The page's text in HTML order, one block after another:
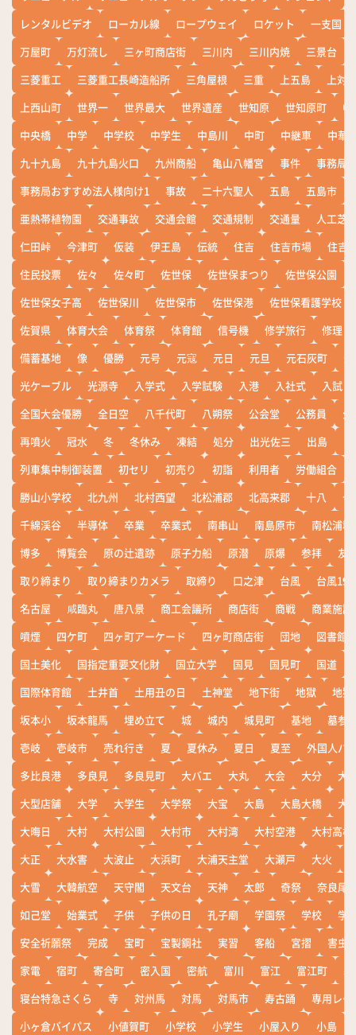
レンタルビデオ
ローカル線 ロープウェイ ロケット
一支国
万屋町
万灯流し 三ヶ町商店街 三川内 三川内焼 三景台
三菱重工
三菱重工長崎造船所 三角屋根 三重 上五島
上対
上西山町
世界一 世界最大 世界遺産 世知原 世知原町
中
中央橋
中学 中学校 中学生 中島川 中町 中継車
中華
九十九島
九十九島火口 九州商船 亀山八幡宮 事件
事務局
事務局おすすめ法人様向け1
事故 二十六聖人 五島 五島市
亜熱帯植物園
交通事故 交通会館 交通規制 交通量
人工芝
仁田峠
今津町 仮装 伊王島 伝統 住吉 住吉市場
住吉
住民投票
佐々 佐々町 佐世保 佐世保まつり 佐世保公園
佐世保女子高
佐世保川 佐世保市 佐世保港
佐世保看護学校
佐賀県
体育大会 体育祭 体育館 信号機 修学旅行
修理
備蓄基地
像 優勝 元号 元寇 元日 元旦 元石灰町
光ケーブル
光源寺 入学式 入学試験 入港 入社式
入試
全国大会優勝
全日空 八千代町 八朔祭 公会堂 公務員
公
再噴火
冠水 冬 冬休み 凍結 処分 出光佐三 出島
列車集中制御装置
初セリ 初売り 初詣 利用者 労働組合
勝山小学校
北九州 北村西望 北松浦郡 北高来郡 十八
十
千綿渓谷
半導体 卒業 卒業式 南串山 南島原市
南松浦郡
博多
博覧会 原の辻遺跡 原子力船 原潜 原爆 参拝
友
取り締まり
取り締まりカメラ 取締り 口之津 台風
台風19
名古屋
咸臨丸 唐八景 商工会議所 商店街 商戦
商業施設
噴煙
四ケ町 四ヶ町アーケード 四ヶ町商店街 団地
図書館
国土美化
国指定重要文化財 国立大学 国見 国見町 国道
国際体育館
土井首 土用丑の日 土神堂 地下街 地獄
地獄
坂本小
坂本龍馬 埋め立て 城 城内 城見町 基地
墓参
壱岐
壱岐市 売れ行き 夏 夏休み 夏日 夏至
外国人バ
多比良港
多良見 多良見町 大バエ 大丸 大会 大分
大
大型店舗
大学 大学生 大学祭 大宝 大島 大島大橋
大
大晦日
大村 大村公園 大村市 大村湾 大村空港
大村高校
大正
大水害 大波止 大浜町 大浦天主堂 大瀬戸 大火
大雪
大韓航空 天守閣 天文台 天神 太郎 奇祭
奈良尾
如己堂
始業式 子供 子供の日 孔子廟 学園祭 学校
学
安全祈願祭
完成 宝町 宝製鋼社 実習 客船 宮摺
害虫
家電
宿町 寄合町 密入国 密航 富川 富江 富江町
寝台特急さくら
寺 対州馬 対馬 対馬市 寿古踊
専用レー
小ヶ倉バイパス
小値賀町 小学校 小学生 小屋入り 小島